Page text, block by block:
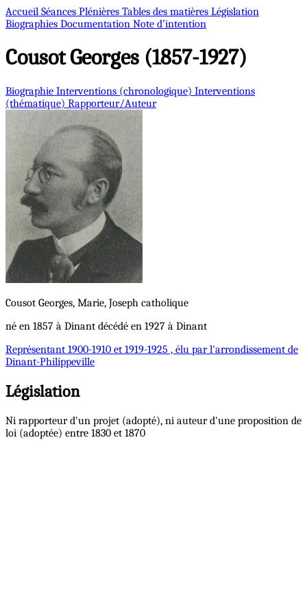
Accueil Séances Plénières Tables des matières Législation
Biographies Documentation Note d’intention
CousotGeorges (1857-1927)
Biographie Interventions (chronologique) Interventions
(thématique) Rapporteur/Auteur
Cousot Georges, Marie, Joseph catholique
né en 1857 à Dinant décédé en 1927 à Dinant
Représentant 1900-1910 et 1919-1925 , élu par l'arrondissement de
Dinant-Philippeville
Législation
Ni rapporteur d'un projet (adopté), ni auteur d'une proposition de
loi (adoptée) entre 1830 et 1870